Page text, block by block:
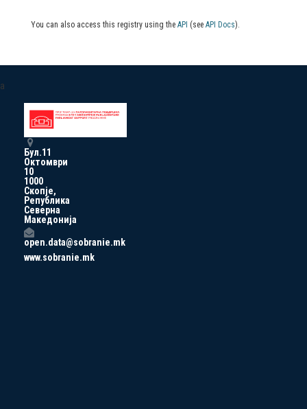
You can also access this registry using the API (see API Docs).
a
Бул.11
Октомври
10
1000
Скопје,
Република
Северна
Македонија
open.data@sobranie.mk
www.sobranie.mk